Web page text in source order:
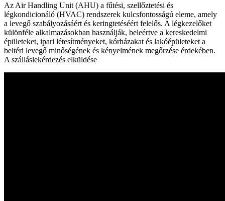
Az Air Handling Unit (AHU) a fűtési, szellőztetési és
légkondicionáló (HVAC) rendszerek kulcsfontosságú eleme, amely
a levegő szabályozásáért és keringtetéséért felelős. A légkezelőket
különféle alkalmazásokban használják, beleértve a kereskedelmi
épületeket, ipari létesítményeket, kórházakat és lakóépületeket a
beltéri levegő minőségének és kényelmének megőrzése érdekében.
A szálláslekérdezés elküldése